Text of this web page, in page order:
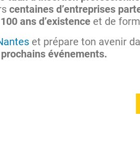
centaines d’entreprises
100 ans d’existence et de
et prépare ton avenir
événements.